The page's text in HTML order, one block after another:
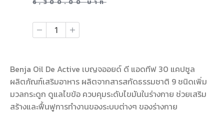
6,300.00บาท
Benja Oil De Active เบญจออยด์ ดี แอดทีฟ 30 แคปซูล
ผลิตภัณฑ์เสริมอาหาร ผลิตจากสารสกัดธรรมชาติ 9 ชนิดเพิ่ม
มวลกระดูก ดูแลไขข้อ ควบคุมระดับไขมันในร่างกาย ช่วยเสริม
สร้างและฟื้นฟูการทำงานของระบบต่างๆ ของร่างกาย